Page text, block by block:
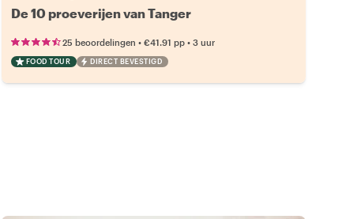
De 10 proeverijen van Tanger
25 beoordelingen • €41.91 pp• 3 uur
FOOD TOUR DIRECT BEVESTIGD